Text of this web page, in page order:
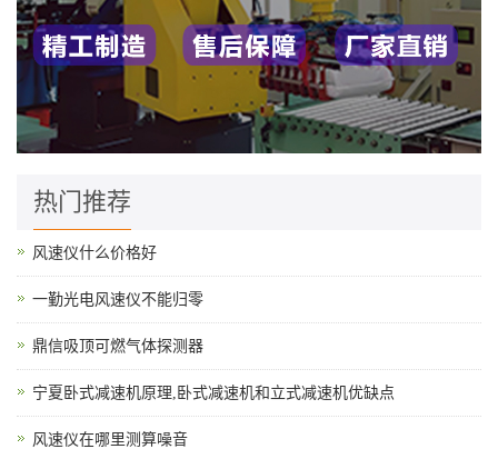
热门推荐
风速仪什么价格好
一勤光电风速仪不能归零
鼎信吸顶可燃气体探测器
宁夏卧式减速机原理,卧式减速机和立式减速机优缺点
风速仪在哪里测算噪音